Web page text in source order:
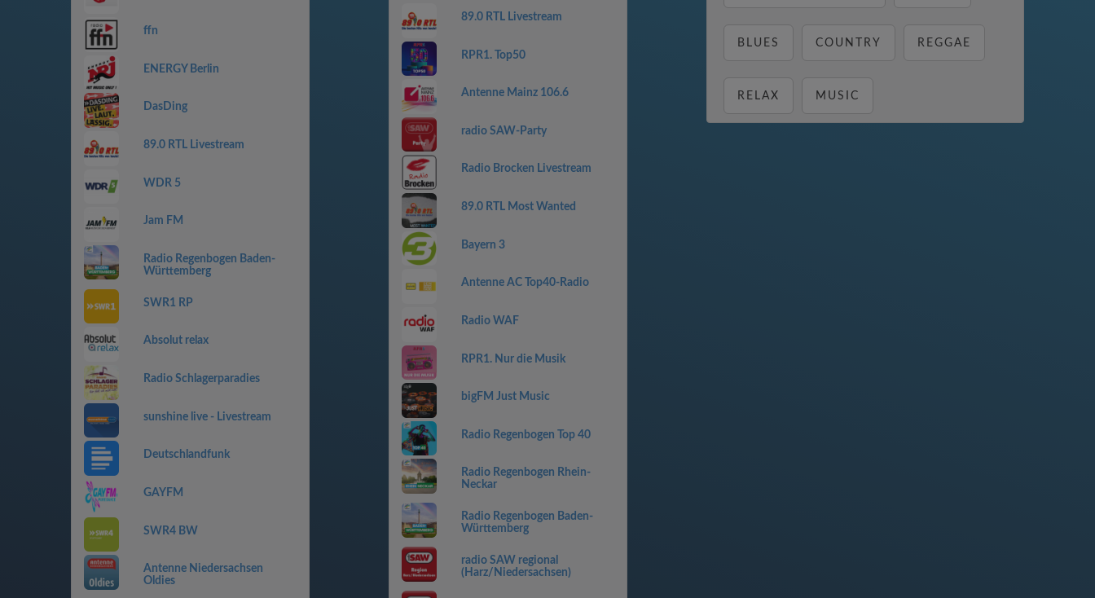
ffn
ENERGY Berlin
DasDing
89.0 RTL Livestream
WDR 5
Jam FM
Radio Regenbogen Baden-
Württemberg
SWR1 RP
Absolut relax
Radio Schlagerparadies
sunshine live - Livestream
Deutschlandfunk
GAYFM
SWR4 BW
Antenne Niedersachsen
Oldies
89.0 RTL Livestream
RPR1. Top50
Antenne Mainz 106.6
radio SAW-Party
Radio Brocken Livestream
89.0 RTL Most Wanted
Bayern 3
Antenne AC Top40-Radio
Radio WAF
RPR1. Nur die Musik
bigFM Just Music
Radio Regenbogen Top 40
Radio Regenbogen Rhein-
Neckar
Radio Regenbogen Baden-
Württemberg
radio SAW regional
(Harz/Niedersachsen)
BLUES COUNTRY REGGAE
RELAX MUSIC